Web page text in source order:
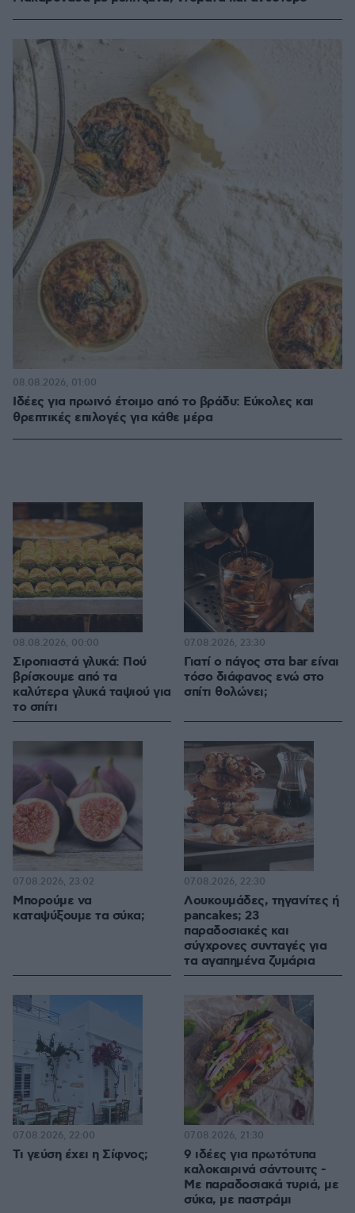
Ιδέες για πρωινό έτοιμο από το βράδυ: Εύκολες και
θρεπτικές επιλογές για κάθε μέρα
08.08.2026, 01:00
Σιροπιαστά γλυκά: Πού
βρίσκουμε από τα
καλύτερα γλυκά ταψιού για
το σπίτι
08.08.2026, 00:00
Γιατί ο πάγος στα bar είναι
τόσο διάφανος ενώ στο
σπίτι θολώνει;
07.08.2026, 23:30
Μπορούμε να
καταψύξουμε τα σύκα;
07.08.2026, 23:02
Λουκουμάδες, τηγανίτες ή
pancakes; 23
παραδοσιακές και
σύγχρονες συνταγές για
τα αγαπημένα ζυμάρια
07.08.2026, 22:30
Τι γεύση έχει η Σίφνος;
07.08.2026, 22:00
9 ιδέες για πρωτότυπα
καλοκαιρινά σάντουιτς -
Με παραδοσιακά τυριά, με
σύκα, με παστράμι
07.08.2026, 21:30